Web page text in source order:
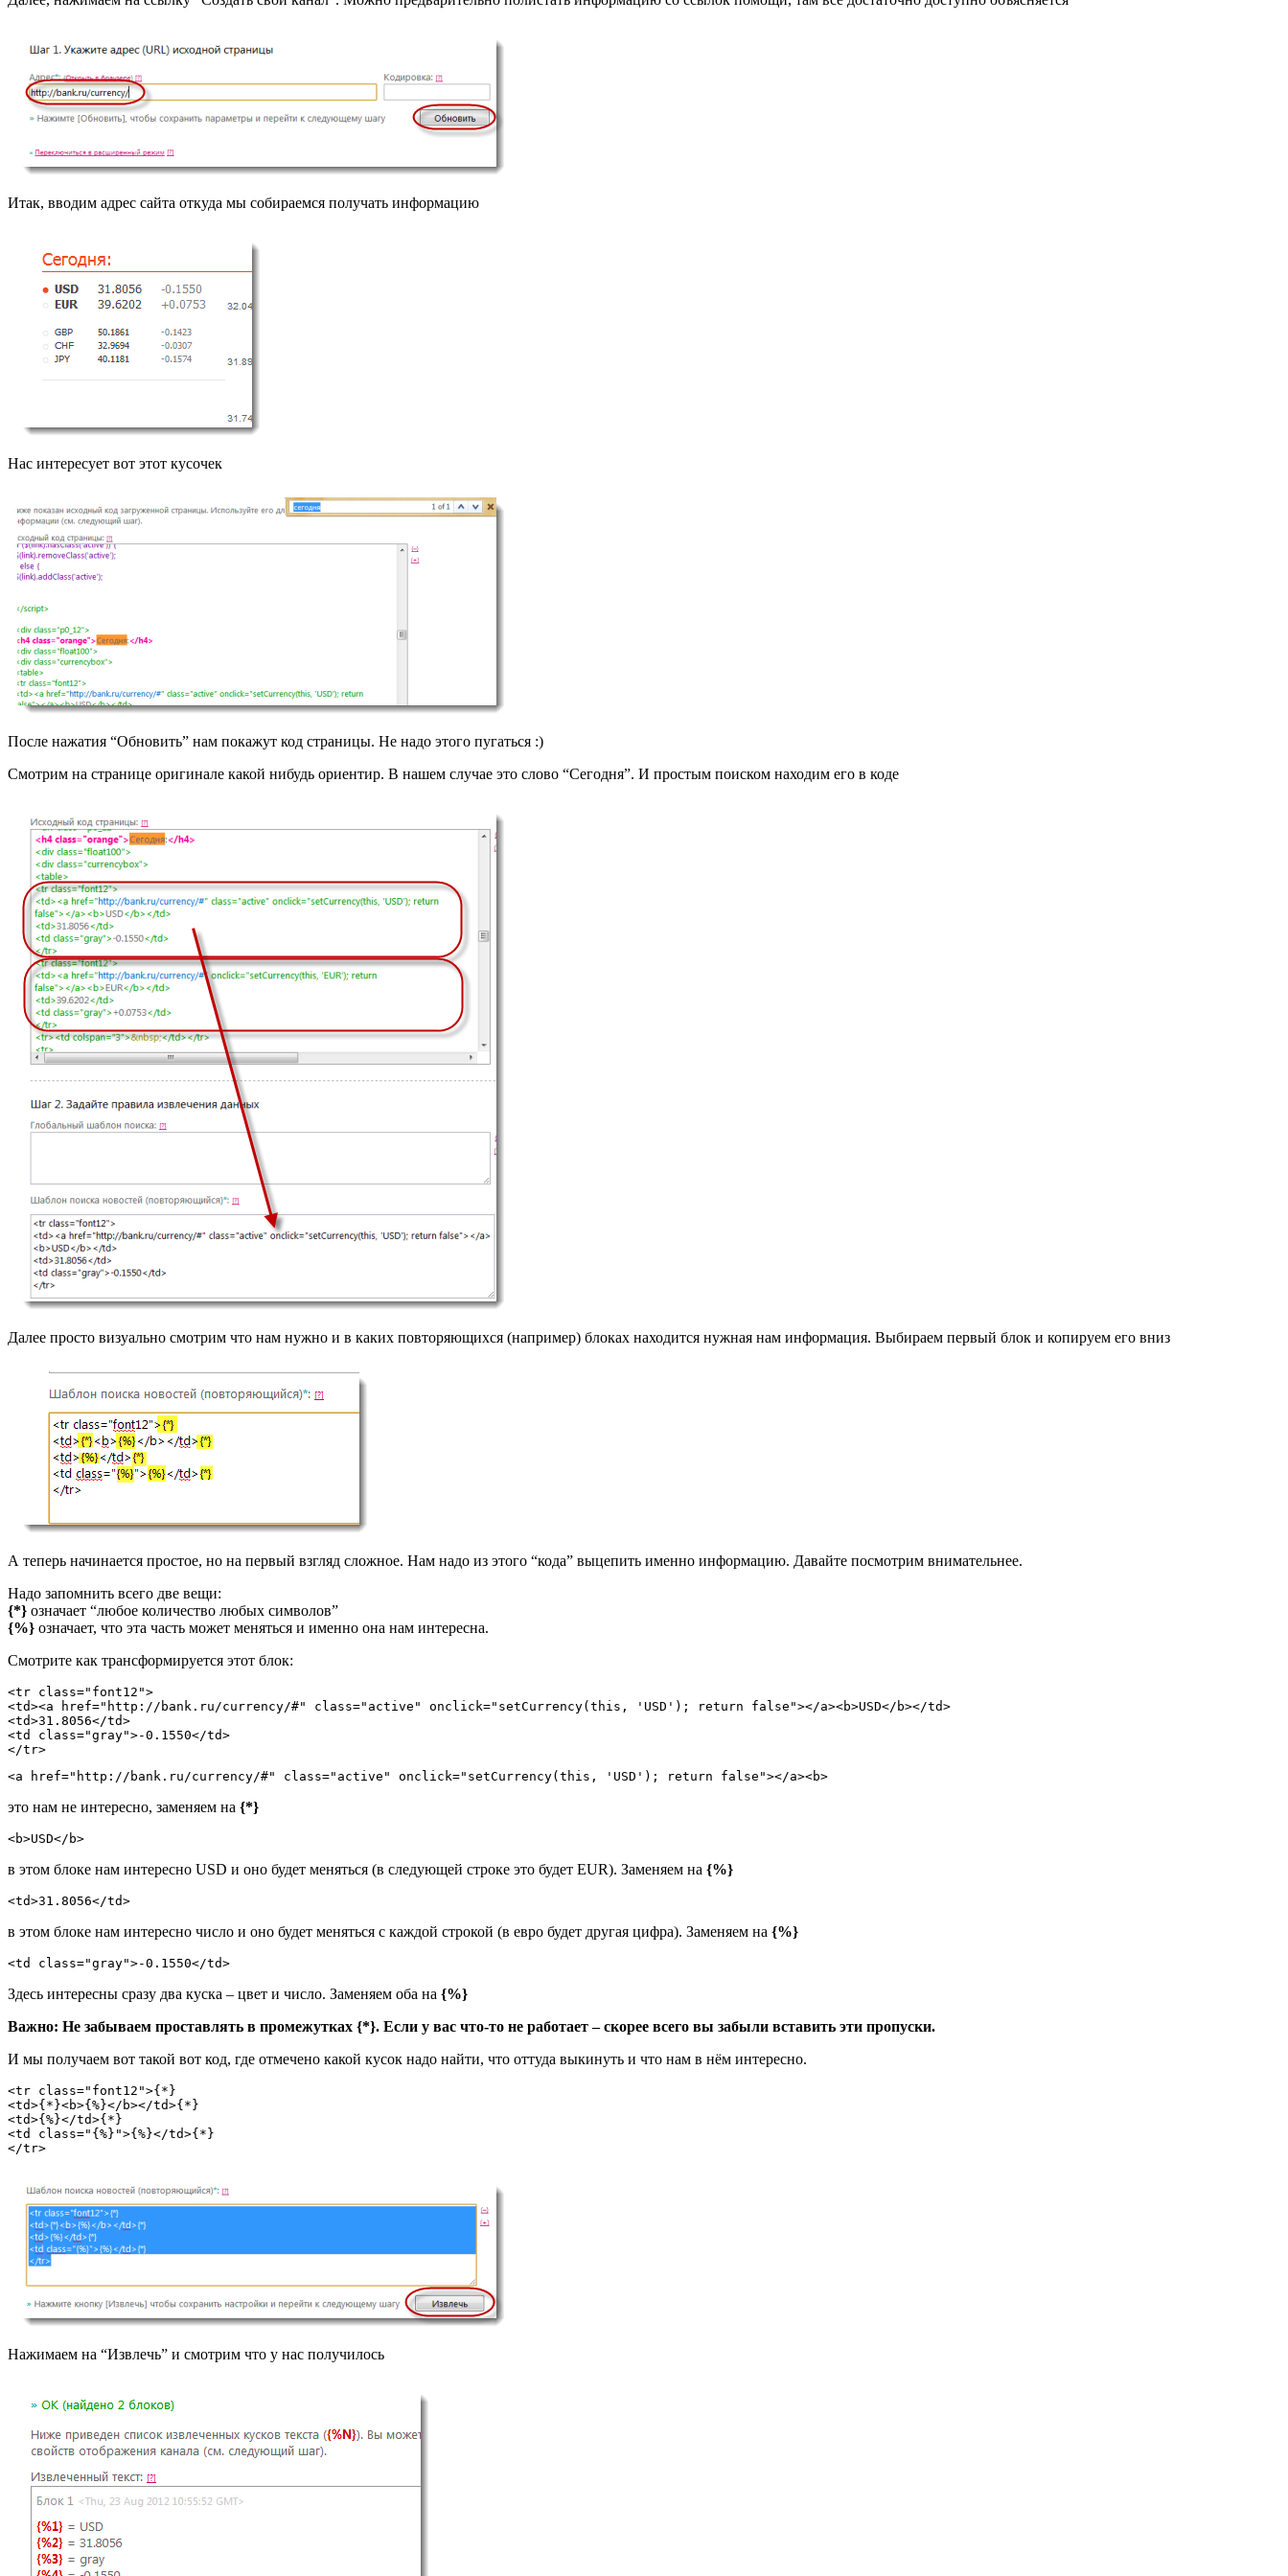
Итак, вводим адрес сайта откуда мы собираемся получать информацию
Нас интересует вот этот кусочек
После нажатия “Обновить” нам покажут код страницы. Не надо этого пугаться :)
Смотрим на странице оригинале какой нибудь ориентир. В нашем случае это слово “Сегодня”. И простым поиском находим его в коде
Далее просто визуально смотрим что нам нужно и в каких повторяющихся (например) блоках находится нужная нам информация. Выбираем первый блок и копируем его вниз
А теперь начинается простое, но на первый взгляд сложное. Нам надо из этого “кода” выцепить именно информацию. Давайте посмотрим внимательнее.
Надо запомнить всего две вещи:
{*} означает “любое количество любых символов”
{%} означает, что эта часть может меняться и именно она нам интересна.
Смотрите как трансформируется этот блок:
<tr class="font12">
<td><a href="http://bank.ru/currency/#" class="active" onclick="setCurrency(this, 'USD'); return false"></a><b>USD</b></td>
<td>31.8056</td>
<td class="gray">-0.1550</td>
</tr>
<a href="http://bank.ru/currency/#" class="active" onclick="setCurrency(this, 'USD'); return false"></a><b>
это нам не интересно, заменяем на {*}
<b>USD</b>
в этом блоке нам интересно USD и оно будет меняться (в следующей строке это будет EUR). Заменяем на {%}
<td>31.8056</td>
в этом блоке нам интересно число и оно будет меняться с каждой строкой (в евро будет другая цифра). Заменяем на {%}
<td class="gray">-0.1550</td>
Здесь интересны сразу два куска – цвет и число. Заменяем оба на {%}
Важно: Не забываем проставлять в промежутках {*}. Если у вас что-то не работает – скорее всего вы забыли вставить эти пропуски.
И мы получаем вот такой вот код, где отмечено какой кусок надо найти, что оттуда выкинуть и что нам в нём интересно.
<tr class="font12">{*}
<td>{*}<b>{%}</b></td>{*}
<td>{%}</td>{*}
<td class="{%}">{%}</td>{*}
</tr>
Нажимаем на “Извлечь” и смотрим что у нас получилось